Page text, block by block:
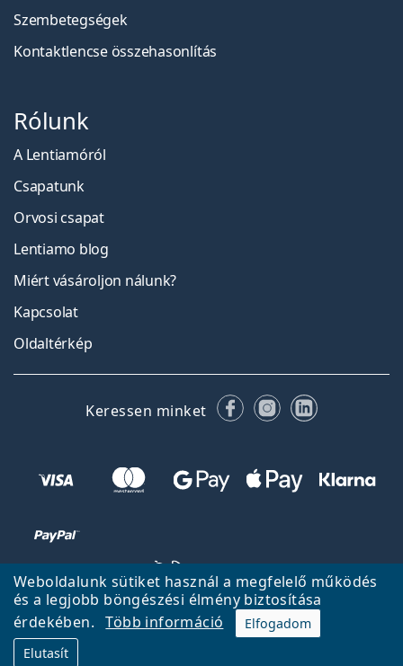
Weboldalunk sütiket használ a megfelelő működés
és a legjobb böngészési élmény biztosítása
érdekében.
Több információ
Elfogadom
Elutasít
Szembetegségek
Kontaktlencse összehasonlítás
Rólunk
A Lentiamóról
Csapatunk
Orvosi csapat
Lentiamo blog
Miért vásároljon nálunk?
Kapcsolat
Oldaltérkép
Keressen minket FacebookInstagram
LinkedIn
Fel